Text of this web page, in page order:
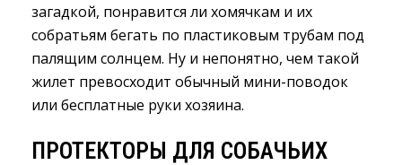
загадкой, понравится ли хомячкам и их
собратьям бегать по пластиковым трубам под
палящим солнцем. Ну и непонятно, чем такой
жилет превосходит обычный мини-поводок
или бесплатные руки хозяина.
ПРОТЕКТОРЫ ДЛЯ СОБАЧЬИХ